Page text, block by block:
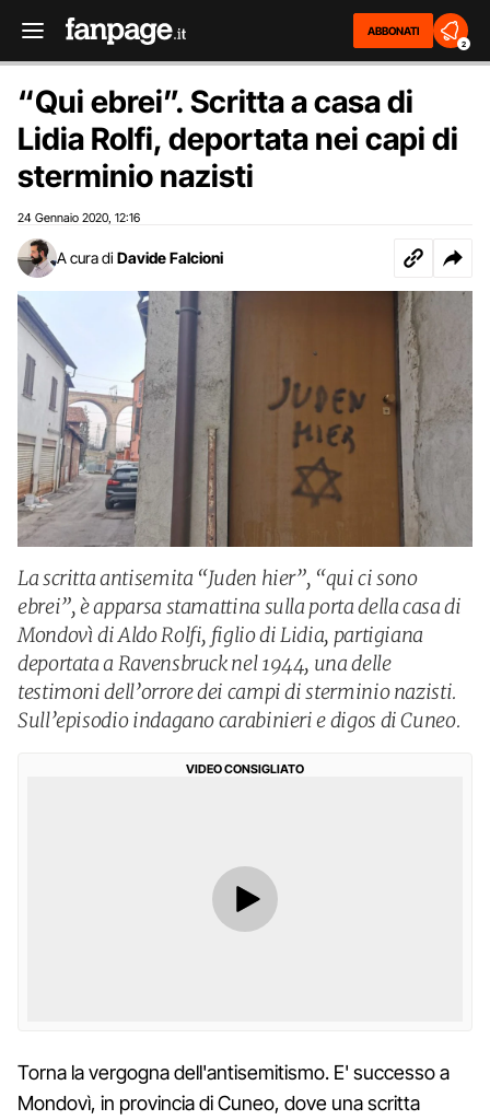
ABBONATI
2
“Qui ebrei”. Scritta a casa di
Lidia Rolfi, deportata nei capi di
sterminio nazisti
24 Gennaio 2020 12:16
A cura di Davide Falcioni
La scritta antisemita “Juden hier”, “qui ci sono
ebrei”, è apparsa stamattina sulla porta della casa di
Mondovì di Aldo Rolfi, figlio di Lidia, partigiana
deportata a Ravensbruck nel 1944, una delle
testimoni dell’orrore dei campi di sterminio nazisti.
Sull’episodio indagano carabinieri e digos di Cuneo.
VIDEO CONSIGLIATO
Torna la vergogna dell'antisemitismo. E' successo a
Mondovì, in provincia di Cuneo, dove una scritta